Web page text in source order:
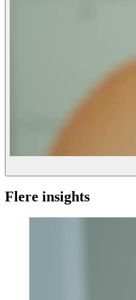
Flere insights